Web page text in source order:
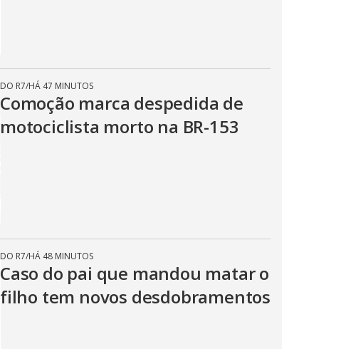
DO R7/HÁ 47 MINUTOS
Comoção marca despedida de
motociclista morto na BR-153
DO R7/HÁ 48 MINUTOS
Caso do pai que mandou matar o
filho tem novos desdobramentos